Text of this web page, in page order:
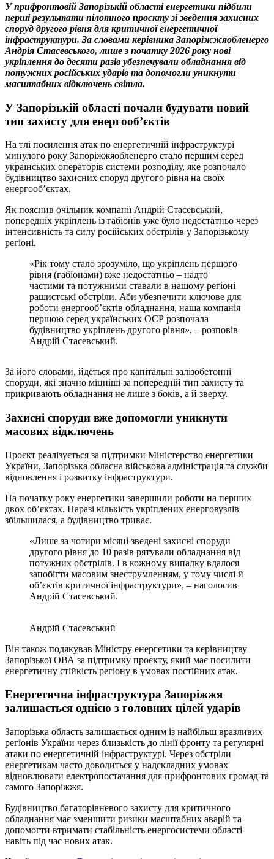
У прифронтовій Запорізькій області енергетики підбили
перші результати пілотного проєкту зі зведення захисних
споруд другого рівня для критичної енергетичної
інфраструктури. За словами керівника Запоріжжяобленерго
Андрія Стасевського, лише з початку 2026 року нові
укріплення до десяти разів убезпечували обладнання від
потужних російських ударів та допомогли уникнути
масштабних відключень світла.
У Запорізькій області почали будувати новий
тип захисту для енергооб’єктів
На тлі посилення атак по енергетичній інфраструктурі
минулого року Запоріжжяобленерго стало першим серед
українських операторів системи розподілу, яке розпочало
будівництво захисних споруд другого рівня на своїх
енергооб’єктах.
Як пояснив очільник компанії Андрій Стасевський,
попередніх укріплень із габіонів уже було недостатньо через
інтенсивність та силу російських обстрілів у Запорізькому
регіоні.
«Рік тому стало зрозуміло, що укріплень першого
рівня (габіонами) вже недостатньо – надто
частими та потужними ставали в нашому регіоні
рашистські обстріли. Аби убезпечити ключове для
роботи енергооб’єктів обладнання, наша компанія
першою серед українських ОСР розпочала
будівництво укріплень другого рівня», – розповів
Андрій Стасевський.
За його словами, йдеться про капітальні залізобетонні
споруди, які значно міцніші за попередній тип захисту та
прикривають обладнання не лише з боків, а й зверху.
Захисні споруди вже допомогли уникнути
масових відключень
Проєкт реалізується за підтримки Міністерство енергетики
України, Запорізька обласна військова адміністрація та служби
відновлення і розвитку інфраструктури.
На початку року енергетики завершили роботи на перших
двох об’єктах. Наразі кількість укріплених енерговузлів
збільшилася, а будівництво триває.
«Лише за чотири місяці зведені захисні споруди
другого рівня до 10 разів рятували обладнання від
потужних обстрілів. І в кожному випадку вдалося
запобігти масовим знеструмленням, у тому числі й
об’єктів критичної інфраструктури», – наголосив
Андрій Стасевський.
Андрій Стасевський
Він також подякував Міністру енергетики та керівництву
Запорізької ОВА за підтримку проєкту, який має посилити
енергетичну стійкість регіону в умовах постійних атак.
Енергетична інфраструктура Запоріжжя
залишається однією з головних цілей ударів
Запорізька область залишається одним із найбільш вразливих
регіонів України через близькість до лінії фронту та регулярні
атаки по енергетичній інфраструктурі. Через обстріли
енергетикам часто доводиться у надскладних умовах
відновлювати електропостачання для прифронтових громад та
самого Запоріжжя.
Будівництво багаторівневого захисту для критичного
обладнання має зменшити ризики масштабних аварій та
допомогти втримати стабільність енергосистеми області
навіть під час нових атак.